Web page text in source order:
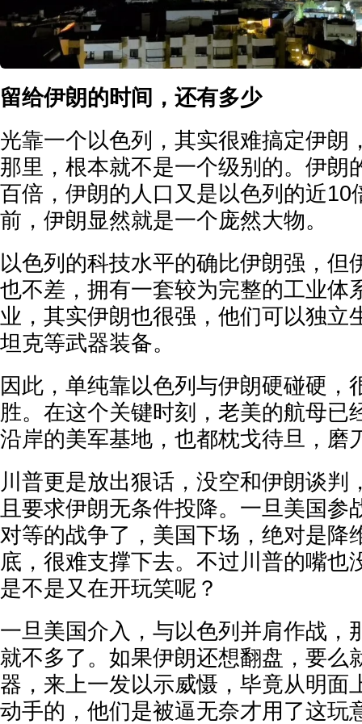
留给伊朗的时间，还有多少
光靠一个以色列，其实很难搞定伊朗
那里，根本就不是一个级别的。伊朗
百倍，伊朗的人口又是以色列的近10
前，伊朗显然就是一个庞然大物。
以色列的科技水平的确比伊朗强，但
也不差，拥有一套较为完整的工业体
业，其实伊朗也很强，他们可以独立
坦克等武器装备。
因此，单纯靠以色列与伊朗硬碰硬，
胜。在这个关键时刻，老美的航母已
沿岸的美军基地，也都枕戈待旦，磨
川普更是放出狠话，没空和伊朗谈判
且要求伊朗无条件投降。一旦美国参
对等的战争了，美国下场，绝对是降
底，很难支撑下去。不过川普的嘴也
是不是又在开玩笑呢？
一旦美国介入，与以色列并肩作战，
就不多了。如果伊朗还想翻盘，要么
器，来上一发以示威慑，毕竟从明面
动手的，他们是被逼无奈才用了这玩